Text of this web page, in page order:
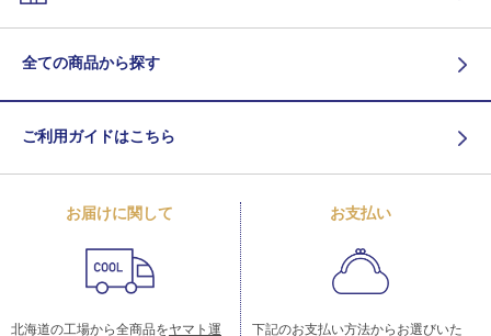
全ての商品から探す
ご利用ガイドはこちら
お届けに関して
北海道の工場から全商品をヤマト運
お支払い
下記のお支払い方法からお選びいた